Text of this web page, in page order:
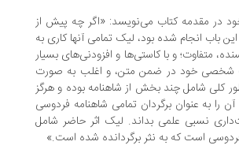
مقدمه کتاب می‌نویسد: «اگر چه پیش از
شده بود، لیک تمامی آنها کاری به
و با کاستی‌ها و افزودنی‌های بسیار
خود در ضمن متن، و اغلب به صورت
چند بخش از شاهنامه بوده و هرگز
عنوان برگردان تمامی شاهنامه فردوسی
علمی بداند. لیک اثر حاضر شامل
که به نثر برگردانده شده است.»